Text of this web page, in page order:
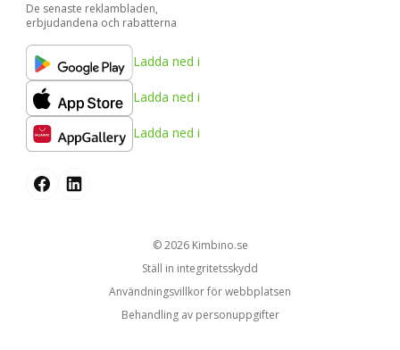
De senaste reklambladen,
erbjudandena och rabatterna
Ladda ned i
Ladda ned i
Ladda ned i
© 2026 kimbino.se
Ställ in integritetsskydd
Användningsvillkor för webbplatsen
Behandling av personuppgifter